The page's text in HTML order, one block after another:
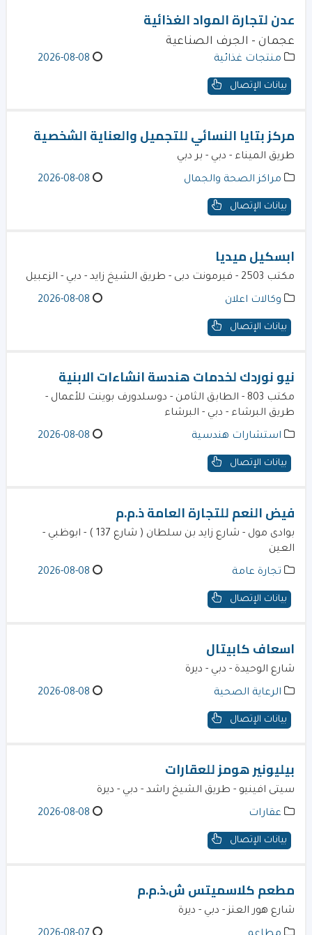
عدن لتجارة المواد الغذائية
عجمان - الجرف الصناعية
منتجات غذائية 2026-08-08
بيانات الإتصال
مركز بتايا النسائي للتجميل والعناية الشخصية
طريق الميناء - دبي - بر دبي
مراكز الصحة والجمال 2026-08-08
بيانات الإتصال
ابسكيل ميديا
مكتب 2503 - فيرمونت دبى - طريق الشيخ زايد - دبي - الزعبيل
وكالات اعلان 2026-08-08
بيانات الإتصال
نيو نوردك لخدمات هندسة انشاءات الابنية
مكتب 803 - الطابق الثامن - دوسلدورف بوينت للأعمال -
طريق البرشاء - دبي - البرشاء
استشارات هندسية 2026-08-08
بيانات الإتصال
فيض النعم للتجارة العامة ذ.م.م
بوادى مول - شارع زايد بن سلطان ( شارع 137 ) - ابوظبي -
العين
تجارة عامة 2026-08-08
بيانات الإتصال
اسعاف كابيتال
شارع الوحيدة - دبي - ديرة
الرعاية الصحية 2026-08-08
بيانات الإتصال
بيليونير هومز للعقارات
سيتى افينيو - طريق الشيخ راشد - دبي - ديرة
عقارات 2026-08-08
بيانات الإتصال
مطعم كلاسميتس ش.ذ.م.م
شارع هور العنز - دبي - ديرة